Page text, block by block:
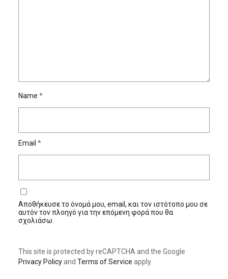
Name *
Email *
Αποθήκευσε το όνομά μου, email, και τον ιστότοπο μου σε
αυτόν τον πλοηγό για την επόμενη φορά που θα
σχολιάσω.
This site is protected by reCAPTCHA and the Google
Privacy Policyand Terms of Service apply.